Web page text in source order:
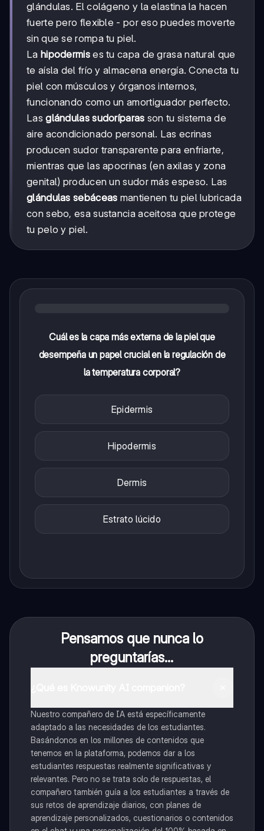
glándulas. El colágeno y la elastina la hacen
fuerte pero flexible - por eso puedes moverte
sin que se rompa tu piel.
La hipodermises tu capa de grasa natural que
te aísla del frío y almacena energía. Conecta tu
piel con músculos y órganos internos,
funcionando como un amortiguador perfecto.
Lasglándulas sudoríparas son tu sistema de
aire acondicionado personal. Las ecrinas
producen sudor transparente para enfriarte,
mientras que las apocrinas (en axilas y zona
genital) producen un sudor más espeso. Las
glándulas sebáceas mantienen tu piel lubricada
con sebo, esa sustancia aceitosa que protege
tu pelo y piel.
Cuál es la capa más externa de la piel que
desempeña un papel crucial en la regulación de
la temperatura corporal?
Epidermis
Hipodermis
Dermis
Estrato lúcido
Pensamos que nunca lo
preguntarías...
Nuestro compañero de IA está específicamente
adaptado a las necesidades de los estudiantes.
Basándonos en los millones de contenidos que
tenemos en la plataforma, podemos dar a los
estudiantes respuestas realmente significativas y
relevantes. Pero no se trata solo de respuestas, el
compañero también guía a los estudiantes a través de
sus retos de aprendizaje diarios, con planes de
aprendizaje personalizados, cuestionarios o contenidos